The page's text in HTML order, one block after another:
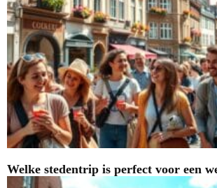
Welke stedentrip is perfect voor een